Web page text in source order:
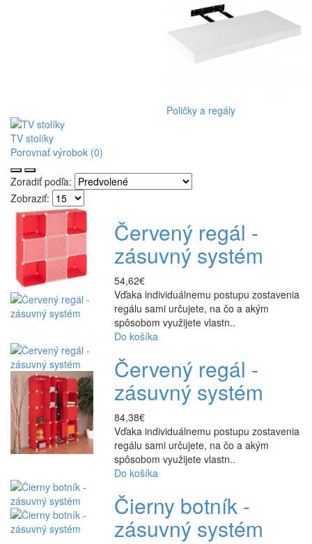
Poličky a regály
TV stolíky
Porovnať výrobok (0)
Zoradiť podľa:
Zobraziť:
Červený regál -
zásuvný systém
54,62€
Vďaka individuálnemu postupu zostavenia
regálu sami určujete, na čo a akým
spôsobom využijete vlastn..
Do košíka
Červený regál -
zásuvný systém
84,38€
Vďaka individuálnemu postupu zostavenia
regálu sami určujete, na čo a akým
spôsobom využijete vlastn..
Do košíka
Čierny botník -
zásuvný systém